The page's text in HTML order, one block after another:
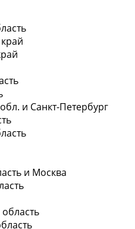
и Санкт-Петербург
и Москва